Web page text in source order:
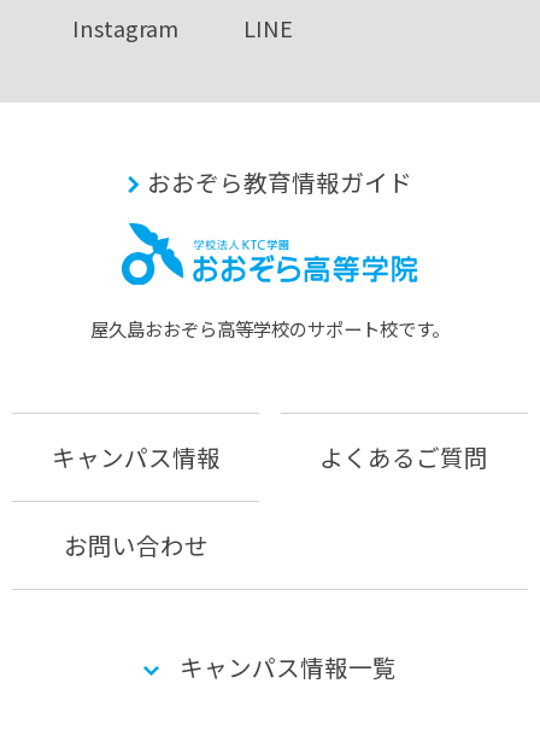
Instagram LINE
おおぞら教育情報ガイド
屋久島おおぞら⾼等学校のサポート校です。
キャンパス情報 よくあるご質問
お問い合わせ
キャンパス情報一覧